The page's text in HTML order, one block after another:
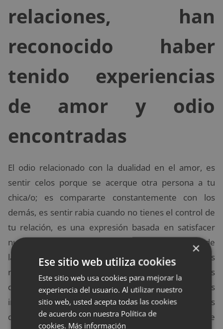
relaciones, han
reconocido haber
tenido experiencias
de amor y odio
encontradas
El odio relacionado con la dualidad en el amor, es
sentir celos porque se acerque otra persona a tu
chica/o; es compararte constantemente con los
demás, es sentir rabia cuando no tienes el control de
tu relación, es una expresión basada en satisfacer
nuestras carencias a través de los demás. El papel de
las proyecciones también es muy importante para las
relaciones de amor y odio, ya que muchas veces nos
quedamos atrapados en deseos o anhelos que nos
impiden ver la realidad y que reflejamos en los
demás; esto quiere decir, que tenemos que
×
Ese sitio web utiliza cookies
Este sitio web usa cookies para mejorar la
experiencia del usuario. Al utilizar nuestro
sitio web, usted acepta todas las cookies
de acuerdo con nuestra Política de
cookies. Más información